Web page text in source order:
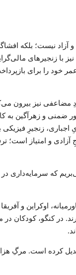
و آزاد نیست؛ بلکه
با زنجیرهای
خود را برای
مضاعفی نیز
طور ضمنی و
اجباری، زنجیرِ
آزادی و امتیاز
که سرمایه‌داری
اوکراین و
کنگو، کودکان در
کرده است. مرگِ